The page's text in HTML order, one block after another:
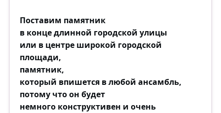
Поставим памятник
в конце длинной городской улицы
или в центре широкой городской
площади,
памятник,
который впишется в любой ансамбль,
потому что он будет
немного конструктивен и очень